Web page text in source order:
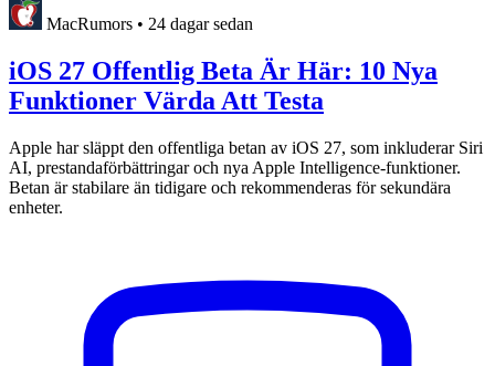
MacRumors • 24 dagar sedan
iOS 27 Offentlig Beta Är Här: 10 Nya
Funktioner Värda Att Testa
Apple har släppt den offentliga betan av iOS 27, som inkluderar Siri
AI, prestandaförbättringar och nya Apple Intelligence-funktioner.
Betan är stabilare än tidigare och rekommenderas för sekundära
enheter.